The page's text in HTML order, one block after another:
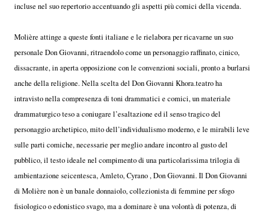
incluse nel suo repertorio accentuando gli aspetti più comici della vicenda.
Molière attinge a queste fonti italiane e le rielabora per ricavarne un suo
personale Don Giovanni, ritraendolo come un personaggio raffinato, cinico,
dissacrante, in aperta opposizione con le convenzioni sociali, pronto a burlarsi
anche della religione. Nella scelta del Don Giovanni Khora.teatro ha
intravisto nella compresenza di toni drammatici e comici, un materiale
drammaturgico teso a coniugare l’esaltazione ed il senso tragico del
personaggio archetipico, mito dell’individualismo moderno, e le mirabili leve
sulle parti comiche, necessarie per meglio andare incontro al gusto del
pubblico, il testo ideale nel compimento di una particolarissima trilogia di
ambientazione seicentesca, Amleto, Cyrano , Don Giovanni. Il Don Giovanni
di Molière non è un banale donnaiolo, collezionista di femmine per sfogo
fisiologico o edonistico svago, ma a dominare è una volontà di potenza, di